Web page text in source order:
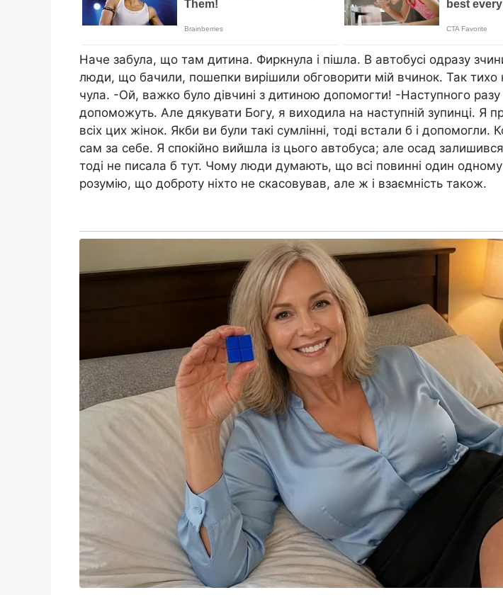
Наче забула, що там дитина. Фиркнула і пішла. В автобусі одразу
люди, що бачили, пошепки вирішили обговорити мій вчинок. Так тихо
чула. -Ой, важко було дівчині з дитиною допомогти! -Наступного разу
допоможуть. Але дякувати Богу, я виходила на наступній зупинці. Я
всіх цих жінок. Якби ви були такі сумлінні, тоді встали б і допомогли.
сам за себе. Я спокійно вийшла із цього автобуса; але осад
тоді не писала б тут. Чому люди думають, що всі повинні один
розумію, що доброту ніхто не скасовував, але ж і взаємність також.